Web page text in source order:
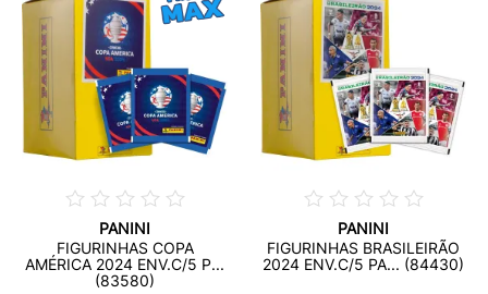
PANINI
FIGURINHAS COPA
AMÉRICA 2024 ENV.C/5 P...
(83580)
PANINI
FIGURINHAS BRASILEIRÃO
2024 ENV.C/5 PA... (84430)